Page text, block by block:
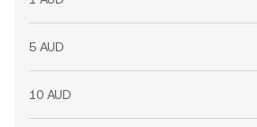
5 AUD
10 AUD